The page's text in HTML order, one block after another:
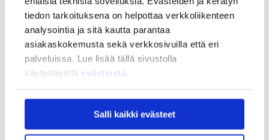
tiedon tarkoituksena on helpottaa verkkoliikenteen
analysointia ja sitä kautta parantaa
asiakaskokemusta sekä verkkosivuilla että eri
palveluissa. Lue lisää tällä sivustolla
käytettävistä evästeistä
Salli kaikki evästeet
Töihin meille
Toimintaverkostomme
Strategia ja vaikuttavuus
Strategia ja vaikuttavuus
Business Finlandin strategia 2030
Tulokset ja vaikutukset
Tapahtumat